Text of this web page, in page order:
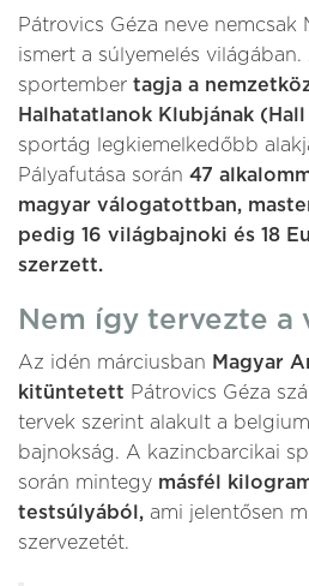
Pátrovics Géza neve nemcsak
ismert a súlyemelés
sportember tagja a
Halhatatlanok Klubjának
sportág legkiemelkedőbb
Pályafutása során 47
magyar válogatottban,
pedig 16 világbajnoki és 18
szerzett.
Nem így tervezte a
Az idén márciusban Magyar
kitüntetett Pátrovics Géza
tervek szerint alakult a
bajnokság. A kazincbarcikai
során mintegy másfél
testsúlyából, ami jelentősen
szervezetét.